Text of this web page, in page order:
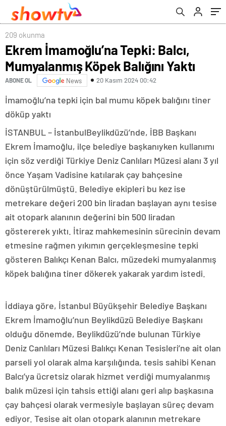
209 okunma
Ekrem İmamoğlu’na Tepki: Balcı,
Mumyalanmış Köpek Balığını Yaktı
ABONE OL News 20 Kasım 2024 00:42
İmamoğlu’na tepki için bal mumu köpek balığını tiner
döküp yaktı
İSTANBUL – İstanbulBeylikdüzü’nde, İBB Başkanı
Ekrem İmamoğlu, ilçe belediye başkanıyken kullanımı
için söz verdiği Türkiye Deniz Canlıları Müzesi alanı 3 yıl
önce Yaşam Vadisine katılarak çay bahçesine
dönüştürülmüştü. Belediye ekipleri bu kez ise
metrekare değeri 200 bin liradan başlayan aynı tesise
ait otopark alanının değerini bin 500 liradan
göstererek yıktı. İtiraz mahkemesinin sürecinin devam
etmesine rağmen yıkımın gerçekleşmesine tepki
gösteren Balıkçı Kenan Balcı, müzedeki mumyalanmış
köpek balığına tiner dökerek yakarak yardım istedi.
İddiaya göre, İstanbul Büyükşehir Belediye Başkanı
Ekrem İmamoğlu’nun Beylikdüzü Belediye Başkanı
olduğu dönemde, Beylikdüzü’nde bulunan Türkiye
Deniz Canlıları Müzesi Balıkçı Kenan Tesisleri’ne ait olan
parseli yol olarak alma karşılığında, tesis sahibi Kenan
Balcı’ya ücretsiz olarak hizmet verdiği mumyalanmış
balık müzesi için tahsis ettiği alanı geri alıp başkasına
çay bahçesi olarak vermesiyle başlayan süreç devam
ediyor. Tesise ait olan otopark alanının metrekare